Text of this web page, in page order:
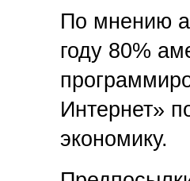
По мнению
году 80%
Интернет»
экономику.